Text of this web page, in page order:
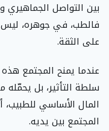
بين التواصل الجماهيري
فالطب، في جوهره، ليس
على الثقة.
عندما يمنح المجتمع
سلطة التأثير، بل
المال الأساسي
المجتمع بين يديه.